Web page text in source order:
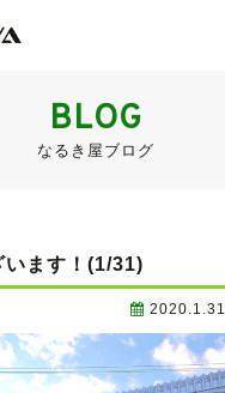
BLOG
なるき屋ブログ
います！(1/31)
2020.1.31